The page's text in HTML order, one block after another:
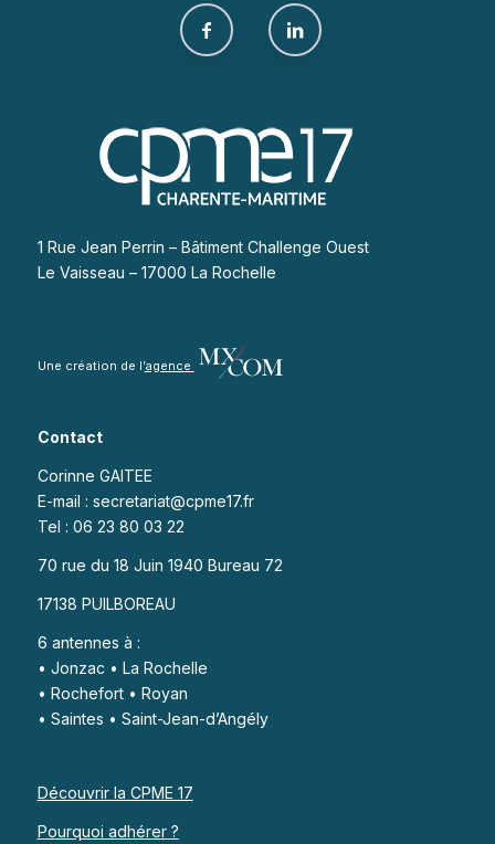
1 Rue Jean Perrin – Bâtiment Challenge Ouest
Le Vaisseau – 17000 La Rochelle
Une création de l’agence
Contact
Corinne GAITEE
E-mail : secretariat@cpme17.fr
Tel : 06 23 80 03 22
70 rue du 18 Juin 1940 Bureau 72
17138 PUILBOREAU
6 antennes à :
• Jonzac • La Rochelle
• Rochefort • Royan
• Saintes • Saint-Jean-d’Angély
Découvrir la CPME 17
Pourquoi adhérer ?